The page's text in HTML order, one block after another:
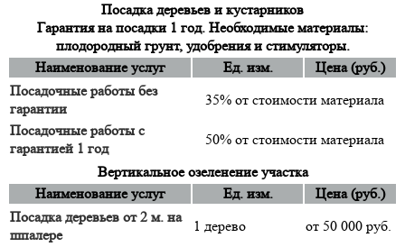
Посадка деревьев и кустарников
Гарантия на посадки 1 год. Необходимые материалы:
плодородный грунт, удобрения и стимуляторы.
Наименование услуг
Ед. изм.
Цена (руб.)
Посадочные работы без
гарантии
35% от стоимости материала
Посадочные работы с
гарантией 1 год
50% от стоимости материала
Вертикальное озеленение участка
Наименование услуг
Ед. изм.
Цена (руб.)
Посадка деревьев от 2 м. на
шпалере
1 дерево
от 50 000 руб.